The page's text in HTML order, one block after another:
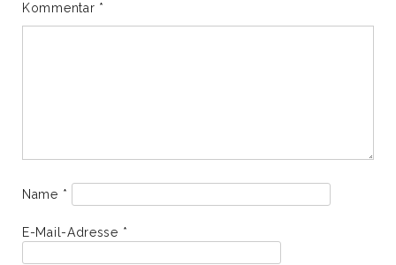
Kommentar *
Name *
E-Mail-Adresse *